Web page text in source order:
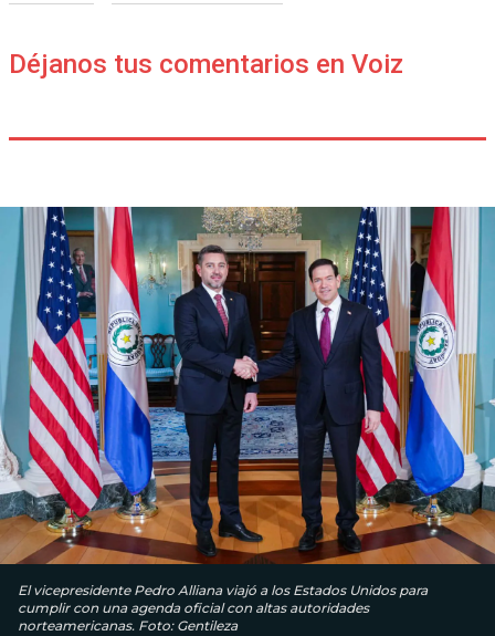
Déjanos tus comentarios en Voiz
El vicepresidente Pedro Alliana viajó a los Estados Unidos para
cumplir con una agenda oficial con altas autoridades
norteamericanas. Foto: Gentileza